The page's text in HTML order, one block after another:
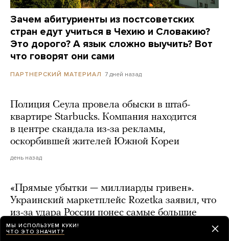
Зачем абитуриенты из постсоветских
стран едут учиться в Чехию и Словакию?
Это дорого? А язык сложно выучить? Вот
что говорят они сами
ПАРТНЕРСКИЙ МАТЕРИАЛ 7 дней назад
Полиция Сеула провела обыски в штаб-
квартире Starbucks. Компания находится
в центре скандала из-за рекламы,
оскорбившей жителей Южной Кореи
день назад
«Прямые убытки — миллиарды гривен».
Украинский маркетплейс Rozetka заявил, что
из-за удара России понес самые большие
потери в истории компании
МЫ ИСПОЛЬЗУЕМ КУКИ!
ЧТО ЭТО ЗНАЧИТ?